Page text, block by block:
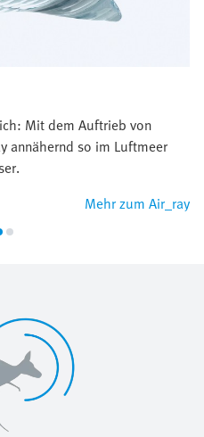
Mit dem Auftrieb von
annähernd so im Luftmeer
Mehr zum Air_ray